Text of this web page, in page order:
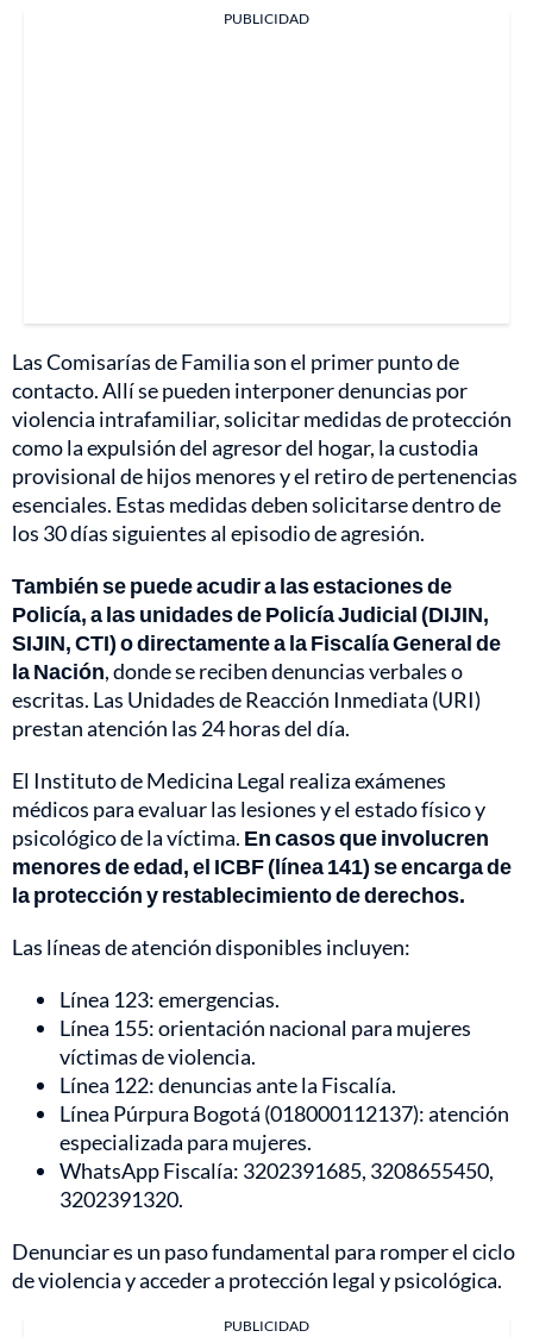
PUBLICIDAD
Las Comisarías de Familia son el primer punto de
contacto. Allí se pueden interponer denuncias por
violencia intrafamiliar, solicitar medidas de protección
como la expulsión del agresor del hogar, la custodia
provisional de hijos menores y el retiro de pertenencias
esenciales. Estas medidas deben solicitarse dentro de
los 30 días siguientes al episodio de agresión.
También se puede acudir a las estaciones de
Policía, a las unidades de Policía Judicial (DIJIN,
SIJIN, CTI) o directamente a la Fiscalía General de
la Nación, donde se reciben denuncias verbales o
escritas. Las Unidades de Reacción Inmediata (URI)
prestan atención las 24 horas del día.
El Instituto de Medicina Legal realiza exámenes
médicos para evaluar las lesiones y el estado físico y
psicológico de la víctima. En casos que involucren
menores de edad, el ICBF (línea 141) se encarga de
la protección y restablecimiento de derechos.
Las líneas de atención disponibles incluyen:
Línea 123: emergencias.
Línea 155: orientación nacional para mujeres
víctimas de violencia.
Línea 122: denuncias ante la Fiscalía.
Línea Púrpura Bogotá (018000112137): atención
especializada para mujeres.
WhatsApp Fiscalía: 3202391685, 3208655450,
3202391320.
Denunciar es un paso fundamental para romper el ciclo
de violencia y acceder a protección legal y psicológica.
PUBLICIDAD